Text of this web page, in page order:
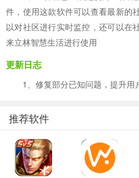
件，使用这款软件可以查看最新的
以对社区进行实时监控，还可以在
来立林智慧生活进行使用
更新日志
1、修复部分已知问题，提升用
推荐软件